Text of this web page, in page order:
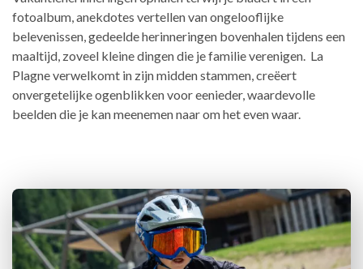
fotoalbum, anekdotes vertellen van ongelooflijke
belevenissen, gedeelde herinneringen bovenhalen tijdens een
maaltijd, zoveel kleine dingen die je familie verenigen. La
Plagne verwelkomt in zijn midden stammen, creëert
onvergetelijke ogenblikken voor eenieder, waardevolle
beelden die je kan meenemen naar om het even waar.